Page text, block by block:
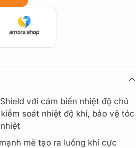
với cảm biến nhiệt độ chủ
soát nhiệt độ khí, bảo vệ tóc
mẽ tạo ra luồng khí cực